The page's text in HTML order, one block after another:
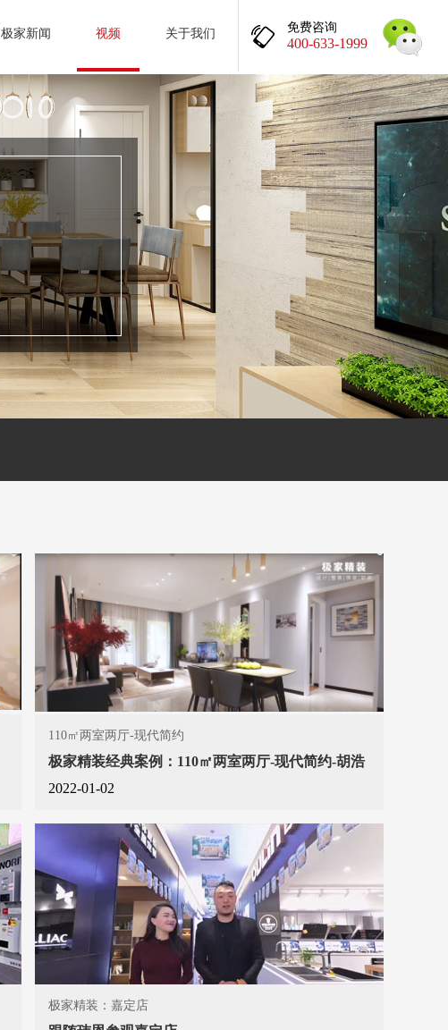
极家新闻 视频 关于我们 免费咨询
400-633-1999
110㎡两室两厅-现代简约
极家精装经典案例：110㎡两室两厅-现代简约-胡浩
2022-01-02
极家精装：嘉定店